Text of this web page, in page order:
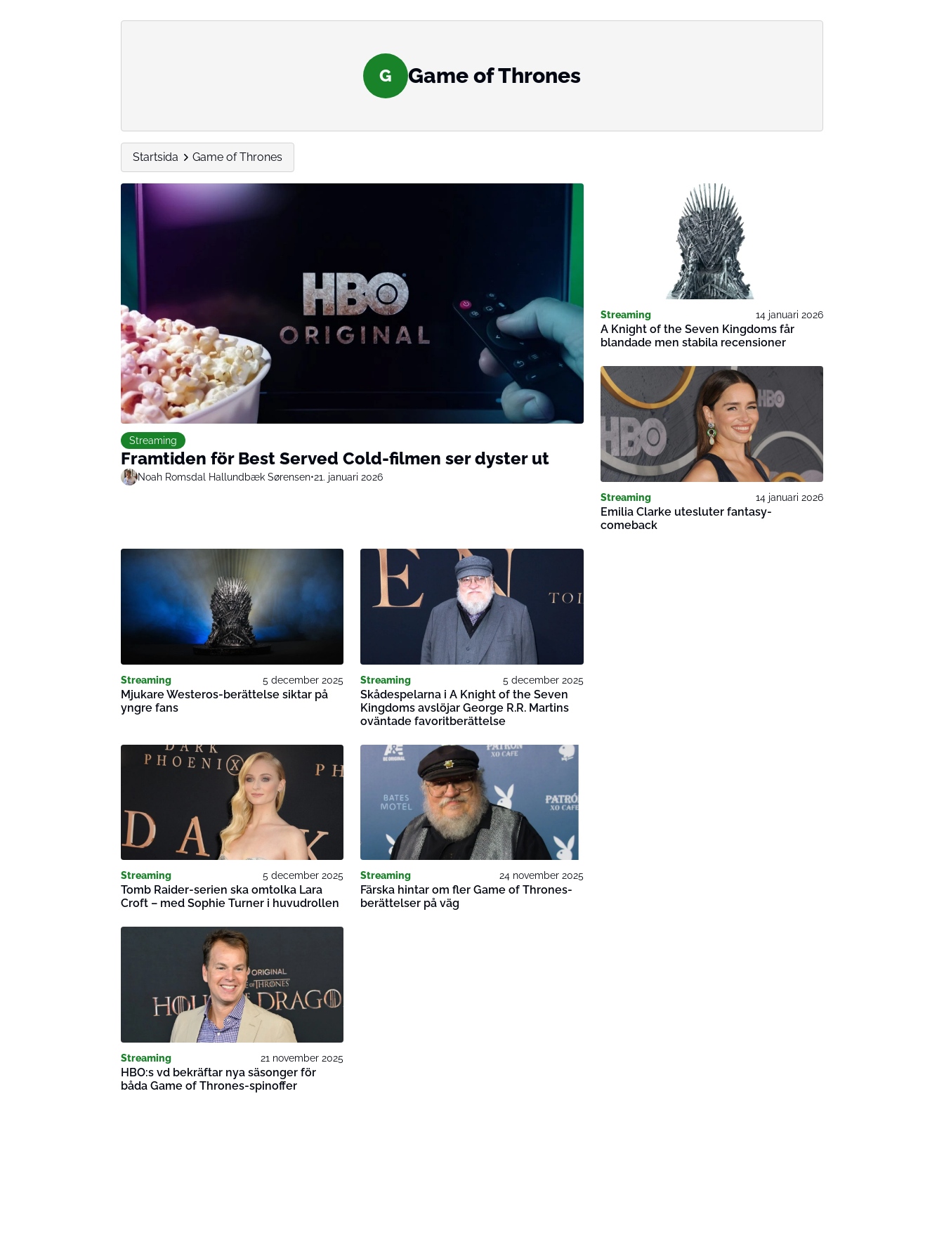
G Game of Thrones
Startsida Game of Thrones
Streaming
Framtiden för Best Served Cold-filmen ser dyster ut
Noah Romsdal Hallundbæk Sørensen•21. januari 2026
Streaming 14 januari 2026
A Knight of the Seven Kingdoms får
blandade men stabila recensioner
Streaming 14 januari 2026
Emilia Clarke utesluter fantasy-
comeback
Streaming 5 december 2025
Mjukare Westeros-berättelse siktar på
yngre fans
Streaming 5 december 2025
Skådespelarna i A Knight of the Seven
Kingdoms avslöjar George R.R. Martins
oväntade favoritberättelse
Streaming 5 december 2025
Tomb Raider-serien ska omtolka Lara
Croft – med Sophie Turner i huvudrollen
Streaming 24 november 2025
Färska hintar om fler Game of Thrones-
berättelser på väg
Streaming 21 november 2025
HBO:s vd bekräftar nya säsonger för
båda Game of Thrones-spinoffer